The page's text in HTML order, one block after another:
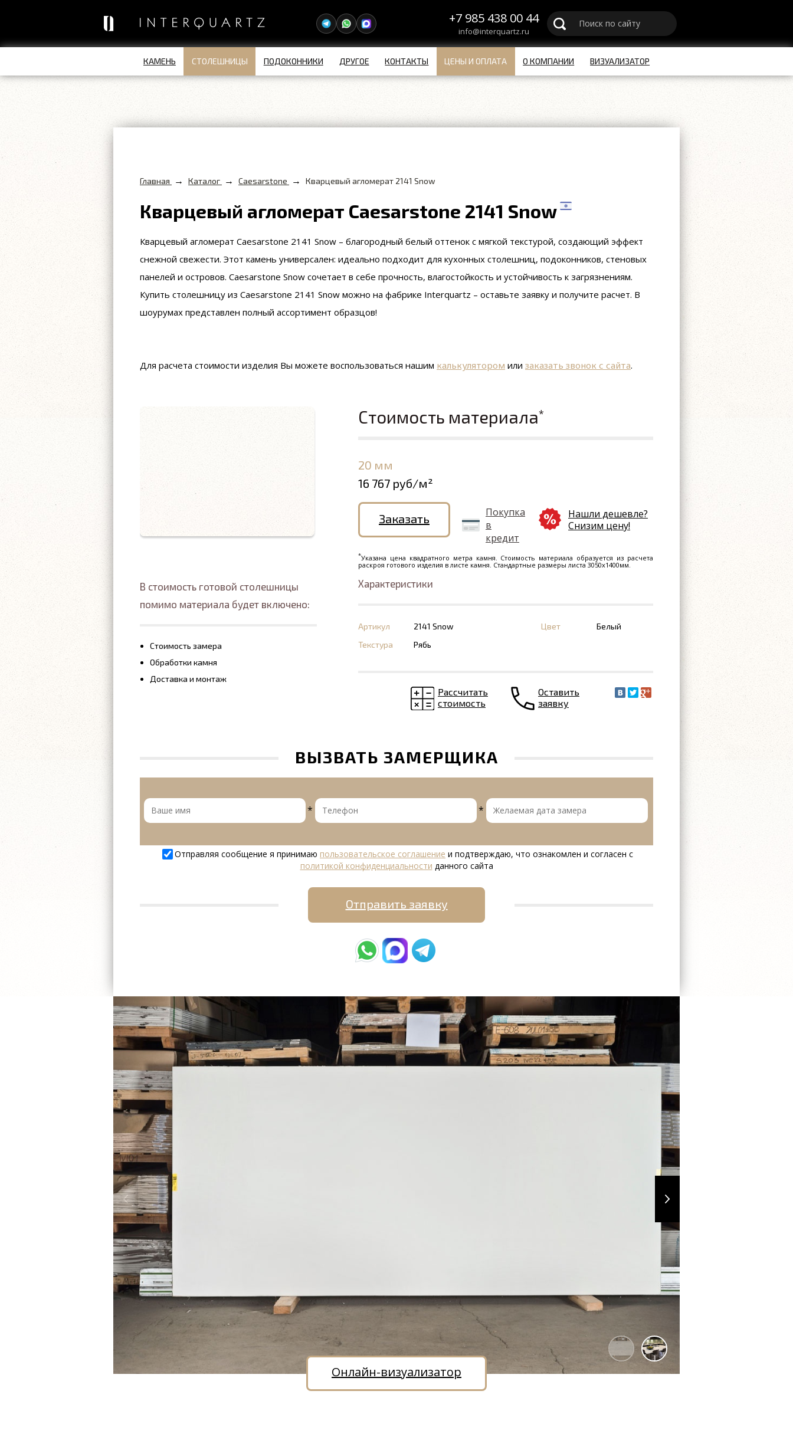
+7 985 438 00 44
info@interquartz.ru
КАМЕНЬ СТОЛЕШНИЦЫ ПОДОКОННИКИ ДРУГОЕ КОНТАКТЫ ЦЕНЫ И ОПЛАТА О КОМПАНИИ ВИЗУАЛИЗАТОР
Главная → Каталог → Caesarstone → Кварцевый агломерат 2141 Snow
Кварцевый агломерат Caesarstone 2141 Snow
Кварцевый агломерат Caesarstone 2141 Snow – благородный белый оттенок с мягкой текстурой, создающий эффект
снежной свежести. Этот камень универсален: идеально подходит для кухонных столешниц, подоконников, стеновых
панелей и островов. Caesarstone Snow сочетает в себе прочность, влагостойкость и устойчивость к загрязнениям.
Купить столешницу из Caesarstone 2141 Snow можно на фабрике Interquartz – оставьте заявку и получите расчет. В
шоурумах представлен полный ассортимент образцов!
Для расчета стоимости изделия Вы можете воспользоваться нашим калькулятором или заказать звонок с сайта.
В стоимость готовой столешницы
помимо материала будет включено:
Стоимость замера
Обработки камня
Доставка и монтаж
Стоимость материала*
20 мм
16 767 руб/м²
Заказать
Покупка
в
кредит
Нашли дешевле?
Снизим цену!
*Указана цена квадратного метра камня. Стоимость материала образуется из расчета
раскроя готового изделия в листе камня. Стандартные размеры листа 3050х1400мм.
Характеристики
Артикул 2141 Snow Цвет
Белый
Текстура
Рябь
Рассчитать
стоимость
Оставить
заявку
ВЫЗВАТЬ ЗАМЕРЩИКА
* *
Отправляя сообщение я принимаю пользовательское соглашение и подтверждаю, что ознакомлен и согласен с
политикой конфиденциальности данного сайта
Отправить заявку
Онлайн-визуализатор